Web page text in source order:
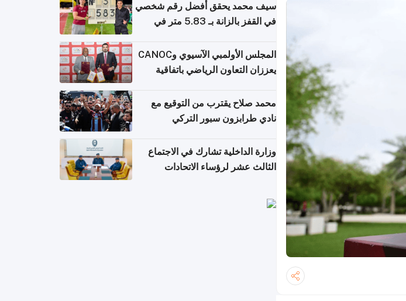
سيف محمد يحقق أفضل رقم شخصي
في القفز بالزانة بـ 5.83 متر في
المجلس الأولمبي الآسيوي وCANOC
يعززان التعاون الرياضي باتفاقية
محمد صلاح يقترب من التوقيع مع
نادي طرابزون سبور التركي
وزارة الداخلية تشارك في الاجتماع
الثالث عشر لرؤساء الاتحادات
التعاون